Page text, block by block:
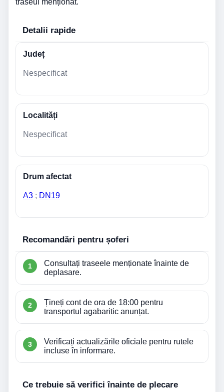
Detalii rapide
Județ
Nespecificat
Localități
Nespecificat
Drum afectat
A3 ; DN19
Recomandări pentru șoferi
Consultați traseele menționate înainte de
deplasare.
Țineți cont de ora de 18:00 pentru
transportul agabaritic anunțat.
Verificați actualizările oficiale pentru rutele
incluse în informare.
Ce trebuie să verifici înainte de plecare